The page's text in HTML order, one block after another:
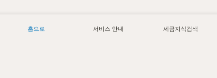
홈으로 서비스 안내 세금지식검색